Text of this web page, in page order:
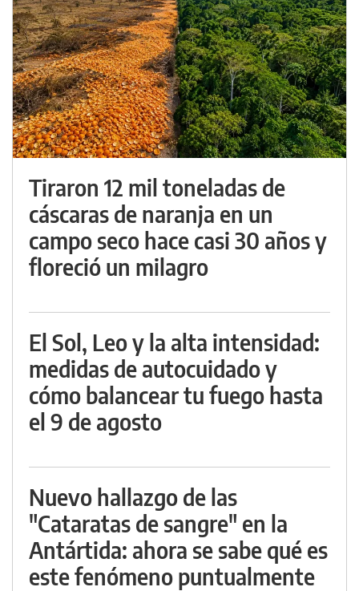
Tiraron 12 mil toneladas de
cáscaras de naranja en un
campo seco hace casi 30 años y
floreció un milagro
El Sol, Leo y la alta intensidad:
medidas de autocuidado y
cómo balancear tu fuego hasta
el 9 de agosto
Nuevo hallazgo de las
"Cataratas de sangre" en la
Antártida: ahora se sabe qué es
este fenómeno puntualmente